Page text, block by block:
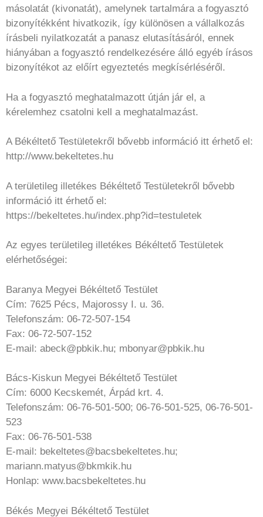
másolatát (kivonatát), amelynek tartalmára a fogyasztó
bizonyítékként hivatkozik, így különösen a vállalkozás
írásbeli nyilatkozatát a panasz elutasításáról, ennek
hiányában a fogyasztó rendelkezésére álló egyéb írásos
bizonyítékot az előírt egyeztetés megkísérléséről.
Ha a fogyasztó meghatalmazott útján jár el, a
kérelemhez csatolni kell a meghatalmazást.
A Békéltető Testületekről bővebb információ itt érhető el:
http://www.bekeltetes.hu
A területileg illetékes Békéltető Testületekről bővebb
információ itt érhető el:
https://bekeltetes.hu/index.php?id=testuletek
Az egyes területileg illetékes Békéltető Testületek
elérhetőségei:
Baranya Megyei Békéltető Testület
Cím: 7625 Pécs, Majorossy I. u. 36.
Telefonszám: 06-72-507-154
Fax: 06-72-507-152
E-mail: abeck@pbkik.hu; mbonyar@pbkik.hu
Bács-Kiskun Megyei Békéltető Testület
Cím: 6000 Kecskemét, Árpád krt. 4.
Telefonszám: 06-76-501-500; 06-76-501-525, 06-76-501-
523
Fax: 06-76-501-538
E-mail: bekeltetes@bacsbekeltetes.hu;
mariann.matyus@bkmkik.hu
Honlap: www.bacsbekeltetes.hu
Békés Megyei Békéltető Testület